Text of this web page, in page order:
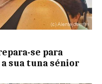
se para
sua tuna sénior